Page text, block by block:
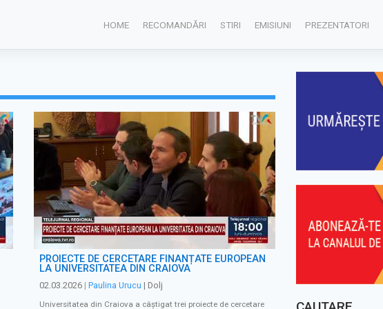
HOME RECOMANDĂRI STIRI EMISIUNI PREZENTATORI
PROIECTE DE CERCETARE FINANȚATE EUROPEAN
LA UNIVERSITATEA DIN CRAIOVA
02.03.2026 | Paulina Urucu | Dolj
Universitatea din Craiova a câștigat trei proiecte de cercetare